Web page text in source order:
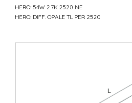
HERO: 54W 2.7K 2520 NE
HERO: DIFF. OPALE TL PER 2520